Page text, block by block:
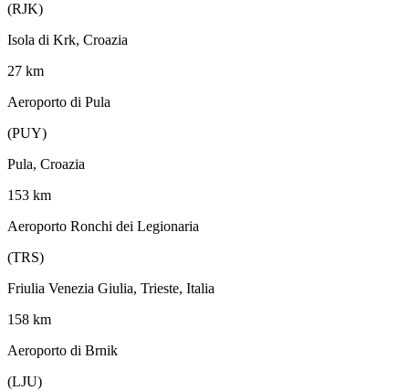
(RJK)
Isola di Krk, Croazia
27 km
Aeroporto di Pula
(PUY)
Pula, Croazia
153 km
Aeroporto Ronchi dei Legionaria
(TRS)
Friulia Venezia Giulia, Trieste, Italia
158 km
Aeroporto di Brnik
(LJU)